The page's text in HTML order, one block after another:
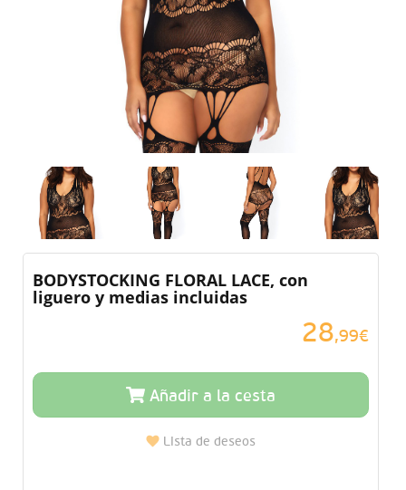
BODYSTOCKING FLORAL LACE, con
liguero y medias incluidas
28,99€
Añadir a la cesta
Lista de deseos